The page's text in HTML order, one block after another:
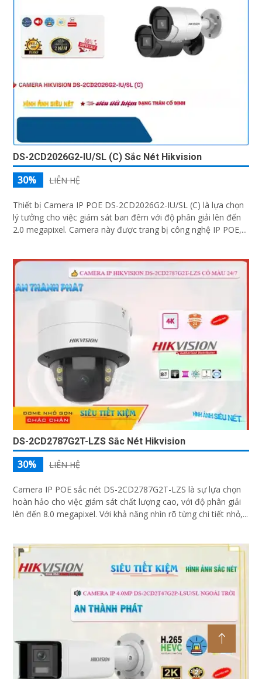
DS-2CD2026G2-IU/SL (C) Sắc Nét Hikvision
30% LIÊN HỆ
Thiết bị Camera IP POE DS-2CD2026G2-IU/SL (C) là lựa chọn
lý tưởng cho việc giám sát ban đêm với độ phân giải lên đến
2.0 megapixel. Camera này được trang bị công nghệ IP POE,...
DS-2CD2787G2T-LZS Sắc Nét Hikvision
30% LIÊN HỆ
Camera IP POE sắc nét DS-2CD2787G2T-LZS là sự lựa chọn
hoàn hảo cho việc giám sát chất lượng cao, với độ phân giải
lên đến 8.0 megapixel. Với khả năng nhìn rõ từng chi tiết nhỏ,...